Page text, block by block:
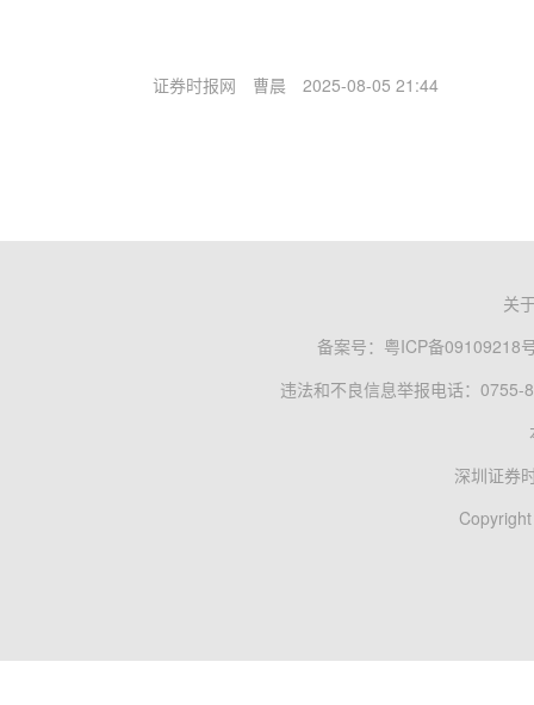
证券时报网 曹晨 2025-08-05 21:44
关
备案号： 粤ICP备09109218
违法和不良信息举报电话：0755-
深圳证券